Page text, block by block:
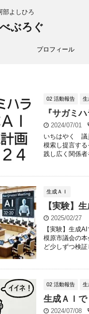
部よしひろ
ぶろぐ
プロフィール
02 活動報告 生
『サガミ
2024/07/01
いちはやく 議
模索し提言す
践し広く関係
生成ＡＩ
【実験】
2025/02/27
【実験】生成
模原市議会の
ど少しずつ検
02 活動報告 生
生成ＡＩ
2024/07/08